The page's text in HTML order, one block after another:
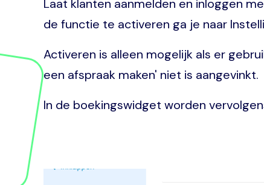
Laat klanten aanmelden en inloggen
de functie te activeren ga je naar
Activeren is alleen mogelijk als er
een afspraak maken' niet is aangevinkt.
In de boekingswidget worden